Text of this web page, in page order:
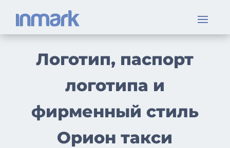
Логотип, паспорт
логотипа и
фирменный стиль
Орион такси